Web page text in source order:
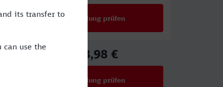
Verbindung prüfen
78,98 €
Verbindung prüfen